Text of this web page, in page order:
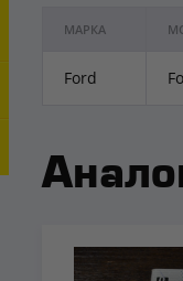
МАРКА
Ford